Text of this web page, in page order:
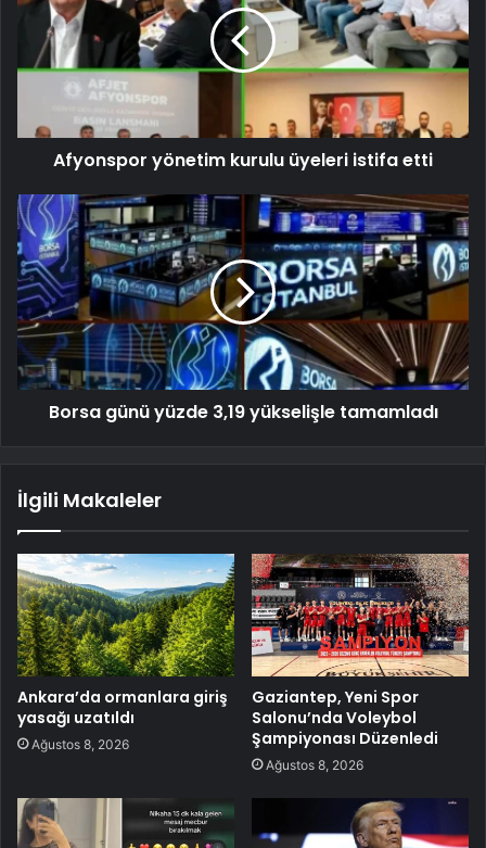
Afyonspor yönetim kurulu üyeleri istifa etti
Borsa günü yüzde 3,19 yükselişle tamamladı
İlgili Makaleler
Ankara’da ormanlara giriş
yasağı uzatıldı
Ağustos 8, 2026
Gaziantep, Yeni Spor
Salonu’nda Voleybol
Şampiyonası Düzenledi
Ağustos 8, 2026